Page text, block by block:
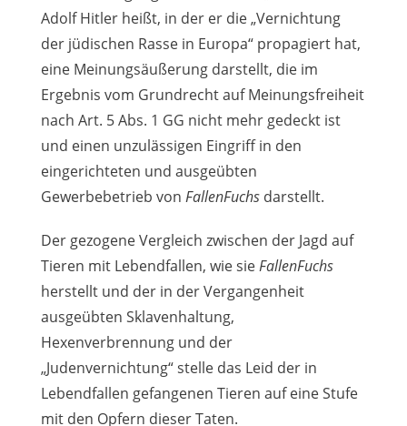
Adolf Hitler heißt, in der er die „Vernichtung
der jüdischen Rasse in Europa“ propagiert hat,
eine Meinungsäußerung darstellt, die im
Ergebnis vom Grundrecht auf Meinungsfreiheit
nach Art. 5 Abs. 1 GG nicht mehr gedeckt ist
und einen unzulässigen Eingriff in den
eingerichteten und ausgeübten
Gewerbebetrieb von FallenFuchs darstellt.
Der gezogene Vergleich zwischen der Jagd auf
Tieren mit Lebendfallen, wie sieFallenFuchs
herstellt und der in der Vergangenheit
ausgeübten Sklavenhaltung,
Hexenverbrennung und der
„Judenvernichtung“ stelle das Leid der in
Lebendfallen gefangenen Tieren auf eine Stufe
mit den Opfern dieser Taten.